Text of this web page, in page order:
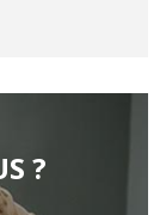
?